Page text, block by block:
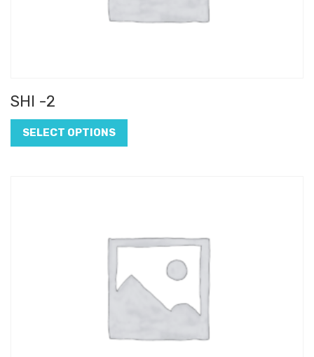
SHI -2
SELECT OPTIONS